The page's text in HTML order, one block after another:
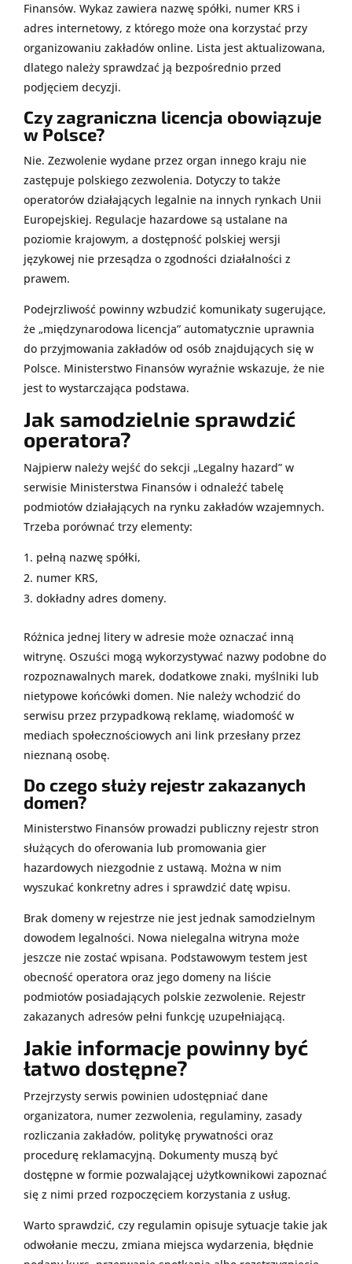
Finansów. Wykaz zawiera nazwę spółki, numer KRS i
adres internetowy, z którego może ona korzystać przy
organizowaniu zakładów online. Lista jest aktualizowana,
dlatego należy sprawdzać ją bezpośrednio przed
podjęciem decyzji.
Czy zagraniczna licencja obowiązuje
w Polsce?
Nie. Zezwolenie wydane przez organ innego kraju nie
zastępuje polskiego zezwolenia. Dotyczy to także
operatorów działających legalnie na innych rynkach Unii
Europejskiej. Regulacje hazardowe są ustalane na
poziomie krajowym, a dostępność polskiej wersji
językowej nie przesądza o zgodności działalności z
prawem.
Podejrzliwość powinny wzbudzić komunikaty sugerujące,
że „międzynarodowa licencja” automatycznie uprawnia
do przyjmowania zakładów od osób znajdujących się w
Polsce. Ministerstwo Finansów wyraźnie wskazuje, że nie
jest to wystarczająca podstawa.
Jak samodzielnie sprawdzić
operatora?
Najpierw należy wejść do sekcji „Legalny hazard” w
serwisie Ministerstwa Finansów i odnaleźć tabelę
podmiotów działających na rynku zakładów wzajemnych.
Trzeba porównać trzy elementy:
pełną nazwę spółki,
numer KRS,
dokładny adres domeny.
Różnica jednej litery w adresie może oznaczać inną
witrynę. Oszuści mogą wykorzystywać nazwy podobne do
rozpoznawalnych marek, dodatkowe znaki, myślniki lub
nietypowe końcówki domen. Nie należy wchodzić do
serwisu przez przypadkową reklamę, wiadomość w
mediach społecznościowych ani link przesłany przez
nieznaną osobę.
Do czego służy rejestr zakazanych
domen?
Ministerstwo Finansów prowadzi publiczny rejestr stron
służących do oferowania lub promowania gier
hazardowych niezgodnie z ustawą. Można w nim
wyszukać konkretny adres i sprawdzić datę wpisu.
Brak domeny w rejestrze nie jest jednak samodzielnym
dowodem legalności. Nowa nielegalna witryna może
jeszcze nie zostać wpisana. Podstawowym testem jest
obecność operatora oraz jego domeny na liście
podmiotów posiadających polskie zezwolenie. Rejestr
zakazanych adresów pełni funkcję uzupełniającą.
Jakie informacje powinny być
łatwo dostępne?
Przejrzysty serwis powinien udostępniać dane
organizatora, numer zezwolenia, regulaminy, zasady
rozliczania zakładów, politykę prywatności oraz
procedurę reklamacyjną. Dokumenty muszą być
dostępne w formie pozwalającej użytkownikowi zapoznać
się z nimi przed rozpoczęciem korzystania z usług.
Warto sprawdzić, czy regulamin opisuje sytuacje takie jak
odwołanie meczu, zmiana miejsca wydarzenia, błędnie